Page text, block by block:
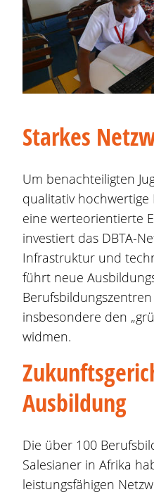
Starkes
Um benachteiligten
qualitativ
eine werteorientierte
investiert das DBTA-
Infrastruktur und
führt neue
insbesondere den
widmen.
Ausbildung
Die über 100
Salesianer in Afrika
leistungsfähigen